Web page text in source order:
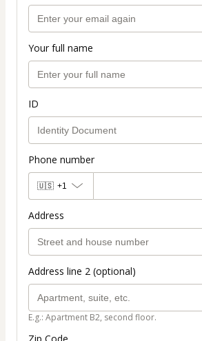
Your full name
ID
Phone number
🇺🇸 +1
Address
Address line 2 (optional)
E.g.: Apartment B2, second floor.